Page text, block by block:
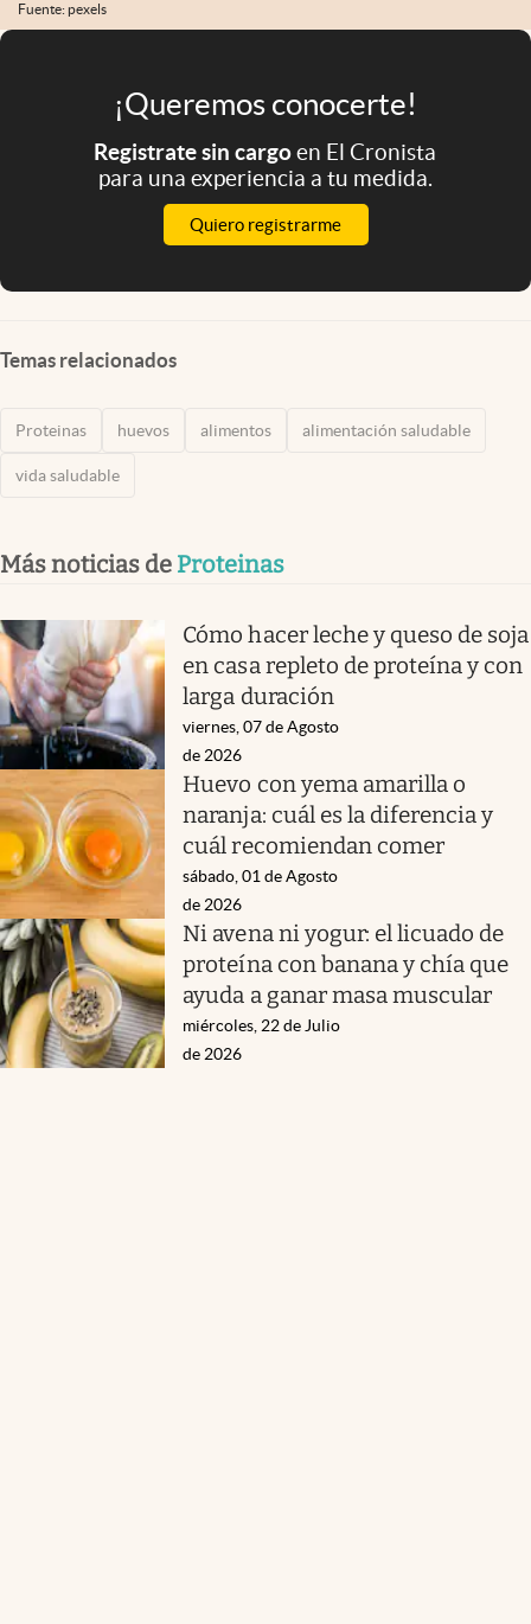
Fuente: pexels
¡Queremos conocerte!
Registrate sin cargoen El Cronista
para una experiencia a tu medida.
Quiero registrarme
Temas relacionados
Proteinas huevos alimentos alimentación saludable
vida saludable
Más noticias de Proteinas
Cómo hacer leche y queso de soja
en casa repleto de proteína y con
larga duración
viernes, 07 de Agosto
de 2026
Huevo con yema amarilla o
naranja: cuál es la diferencia y
cuál recomiendan comer
sábado, 01 de Agosto
de 2026
Ni avena ni yogur: el licuado de
proteína con banana y chía que
ayuda a ganar masa muscular
miércoles, 22 de Julio
de 2026